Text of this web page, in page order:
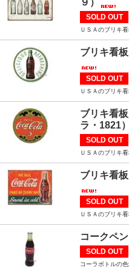
SOLD OUT
ＵＳＡのブリキ
ブリキ看
SOLD OUT
ＵＳＡのブリキ
ブリキ看
ラ・1821）
SOLD OUT
ＵＳＡのブリキ
ブリキ看
SOLD OUT
ＵＳＡのブリキ
コークペ
SOLD OUT
コーラボトルの